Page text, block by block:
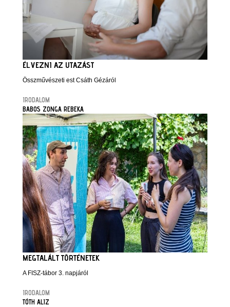
ÉLVEZNI AZ UTAZÁST
Összművészeti est Csáth Gézáról
IRODALOM
BABOS ZONGA REBEKA
MEGTALÁLT TÖRTÉNETEK
A FISZ-tábor 3. napjáról
IRODALOM
TÓTH ALIZ